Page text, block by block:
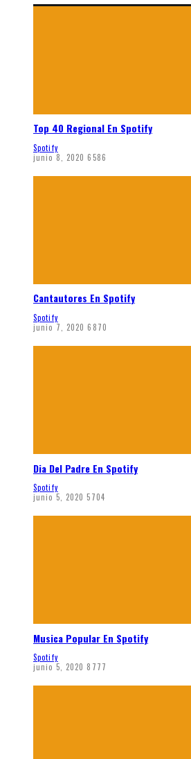
Top 40 Regional En Spotify
Spotify
junio 8, 2020 6586
Cantautores En Spotify
Spotify
junio 7, 2020 6870
Dia Del Padre En Spotify
Spotify
junio 5, 2020 5704
Musica Popular En Spotify
Spotify
junio 5, 2020 8777